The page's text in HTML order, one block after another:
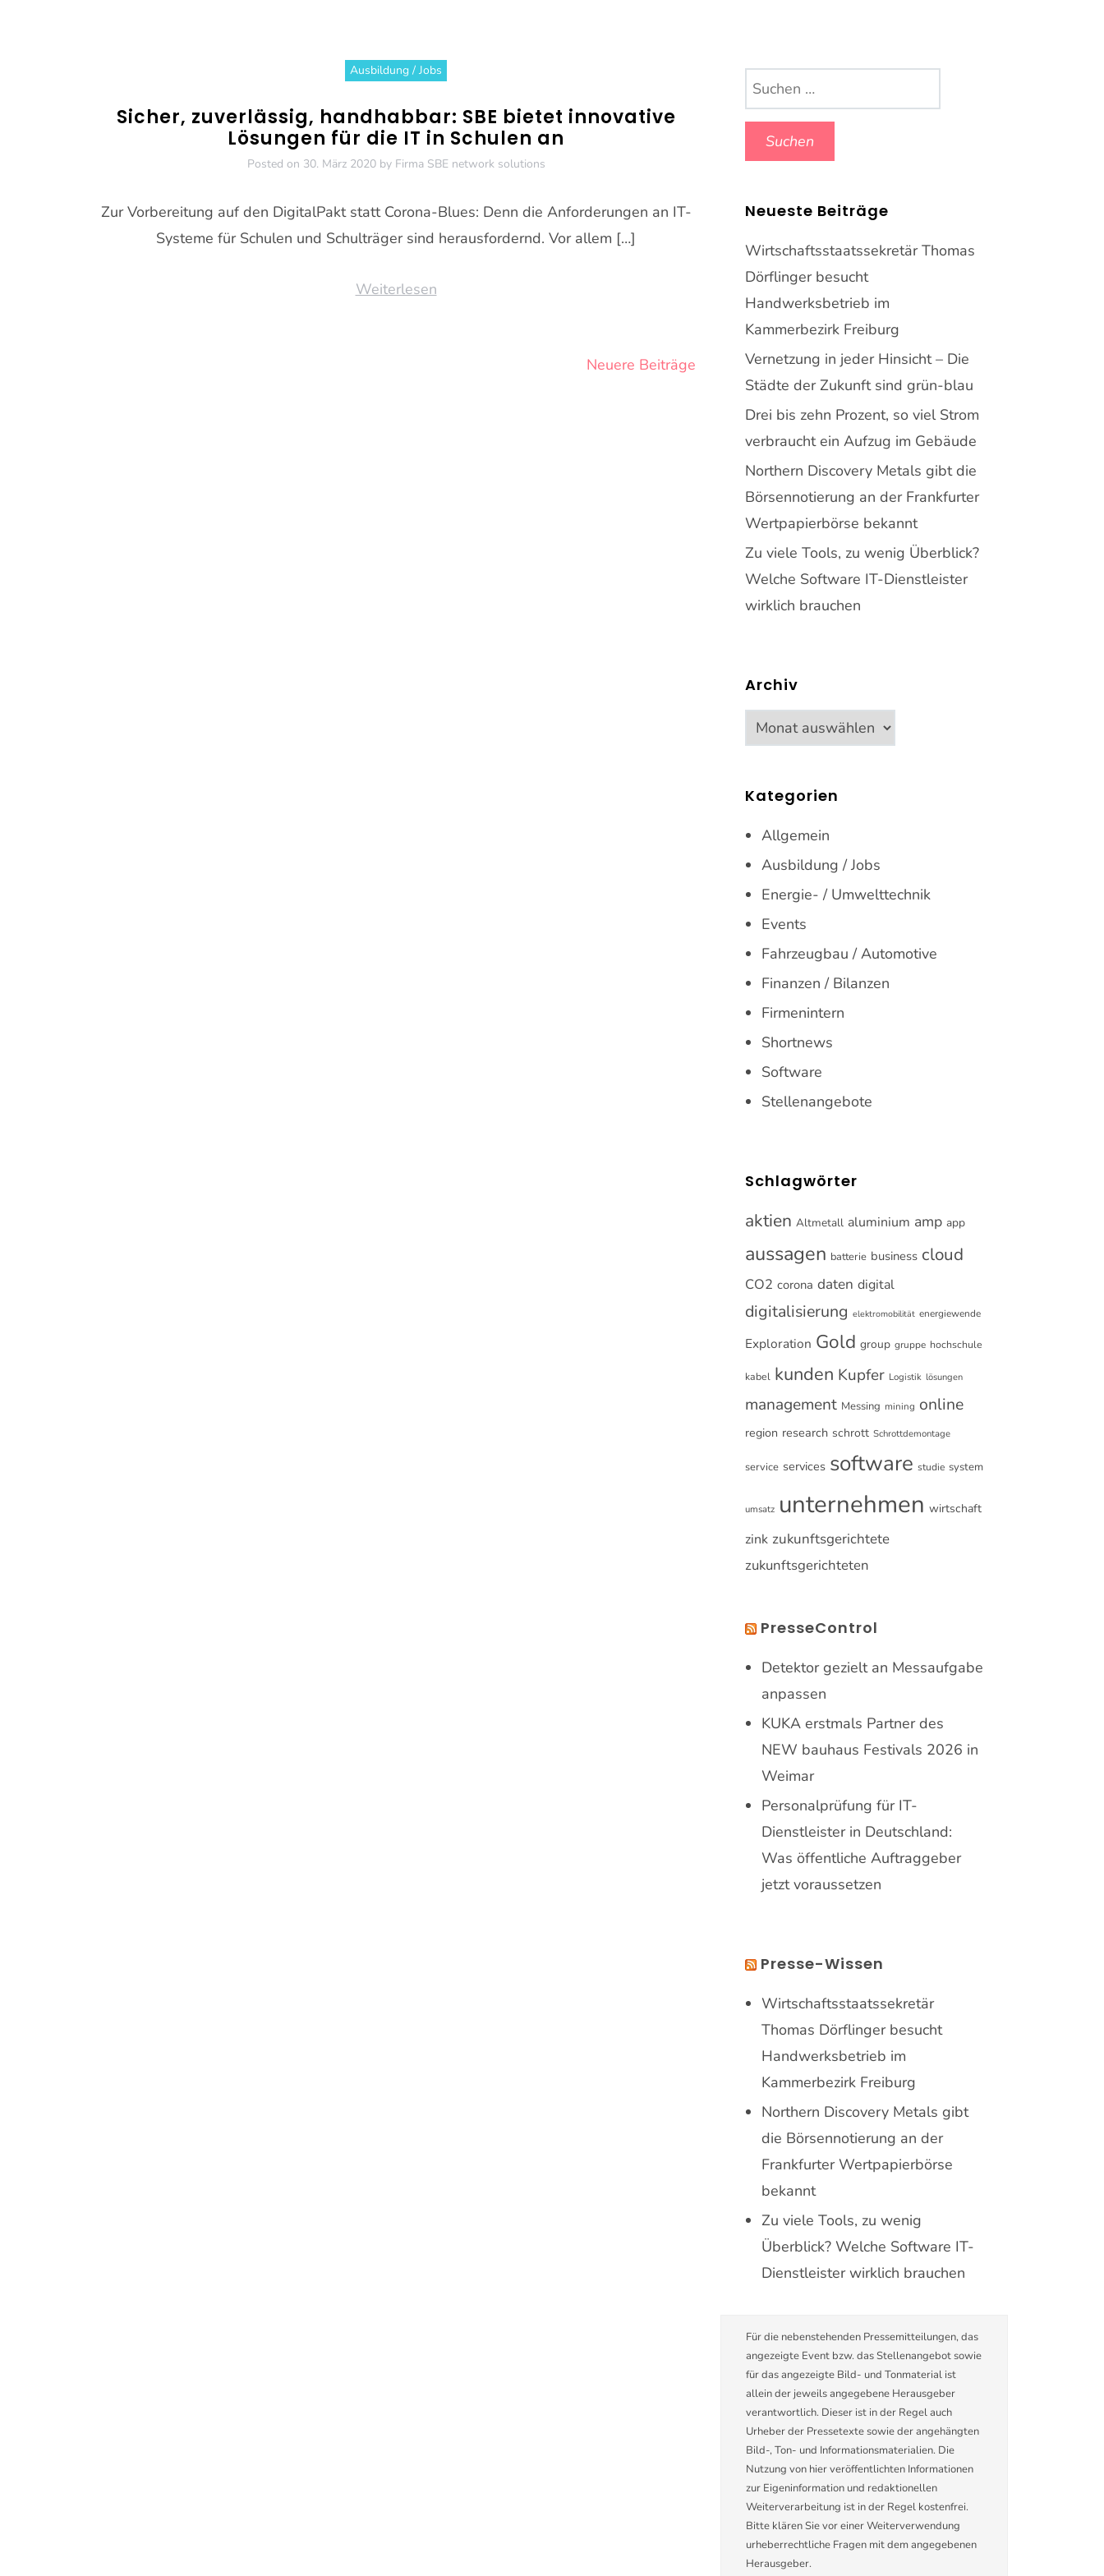
Ausbildung / Jobs
Sicher, zuverlässig, handhabbar: SBE bietet innovative
Lösungen für die IT in Schulen an
Posted on 30. März 2020by Firma SBE network solutions
Zur Vorbereitung auf den DigitalPakt statt Corona-Blues: Denn die Anforderungen an IT-
Systeme für Schulen und Schulträger sind herausfordernd. Vor allem […]
Weiterlesen
Neuere Beiträge
Suchen
nach:
Neueste Beiträge
Wirtschaftsstaatssekretär Thomas
Dörflinger besucht
Handwerksbetrieb im
Kammerbezirk Freiburg
Vernetzung in jeder Hinsicht – Die
Städte der Zukunft sind grün-blau
Drei bis zehn Prozent, so viel Strom
verbraucht ein Aufzug im Gebäude
Northern Discovery Metals gibt die
Börsennotierung an der Frankfurter
Wertpapierbörse bekannt
Zu viele Tools, zu wenig Überblick?
Welche Software IT-Dienstleister
wirklich brauchen
Archiv
Archiv
Kategorien
Allgemein
Ausbildung / Jobs
Energie- / Umwelttechnik
Events
Fahrzeugbau / Automotive
Finanzen / Bilanzen
Firmenintern
Shortnews
Software
Stellenangebote
Schlagwörter
aktien Altmetall aluminium amp app
aussagen batterie business cloud
CO2 corona daten digital
digitalisierung elektromobilität energiewende
Exploration Gold group gruppe hochschule
kabel kunden Kupfer Logistik lösungen
management Messing mining online
region research schrott Schrottdemontage
service services software studie system
umsatz unternehmen wirtschaft
zink zukunftsgerichtete
zukunftsgerichteten
PresseControl
Detektor gezielt an Messaufgabe
anpassen
KUKA erstmals Partner des
NEW bauhaus Festivals 2026 in
Weimar
Personalprüfung für IT-
Dienstleister in Deutschland:
Was öffentliche Auftraggeber
jetzt voraussetzen
Presse-Wissen
Wirtschaftsstaatssekretär
Thomas Dörflinger besucht
Handwerksbetrieb im
Kammerbezirk Freiburg
Northern Discovery Metals gibt
die Börsennotierung an der
Frankfurter Wertpapierbörse
bekannt
Zu viele Tools, zu wenig
Überblick? Welche Software IT-
Dienstleister wirklich brauchen
Für die nebenstehenden Pressemitteilungen, das
angezeigte Event bzw. das Stellenangebot sowie
für das angezeigte Bild- und Tonmaterial ist
allein der jeweils angegebene Herausgeber
verantwortlich. Dieser ist in der Regel auch
Urheber der Pressetexte sowie der angehängten
Bild-, Ton- und Informationsmaterialien. Die
Nutzung von hier veröffentlichten Informationen
zur Eigeninformation und redaktionellen
Weiterverarbeitung ist in der Regel kostenfrei.
Bitte klären Sie vor einer Weiterverwendung
urheberrechtliche Fragen mit dem angegebenen
Herausgeber.